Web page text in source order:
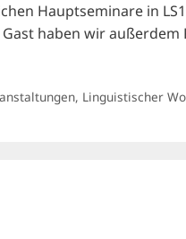
Hauptseminare in
haben wir
, Linguistischer